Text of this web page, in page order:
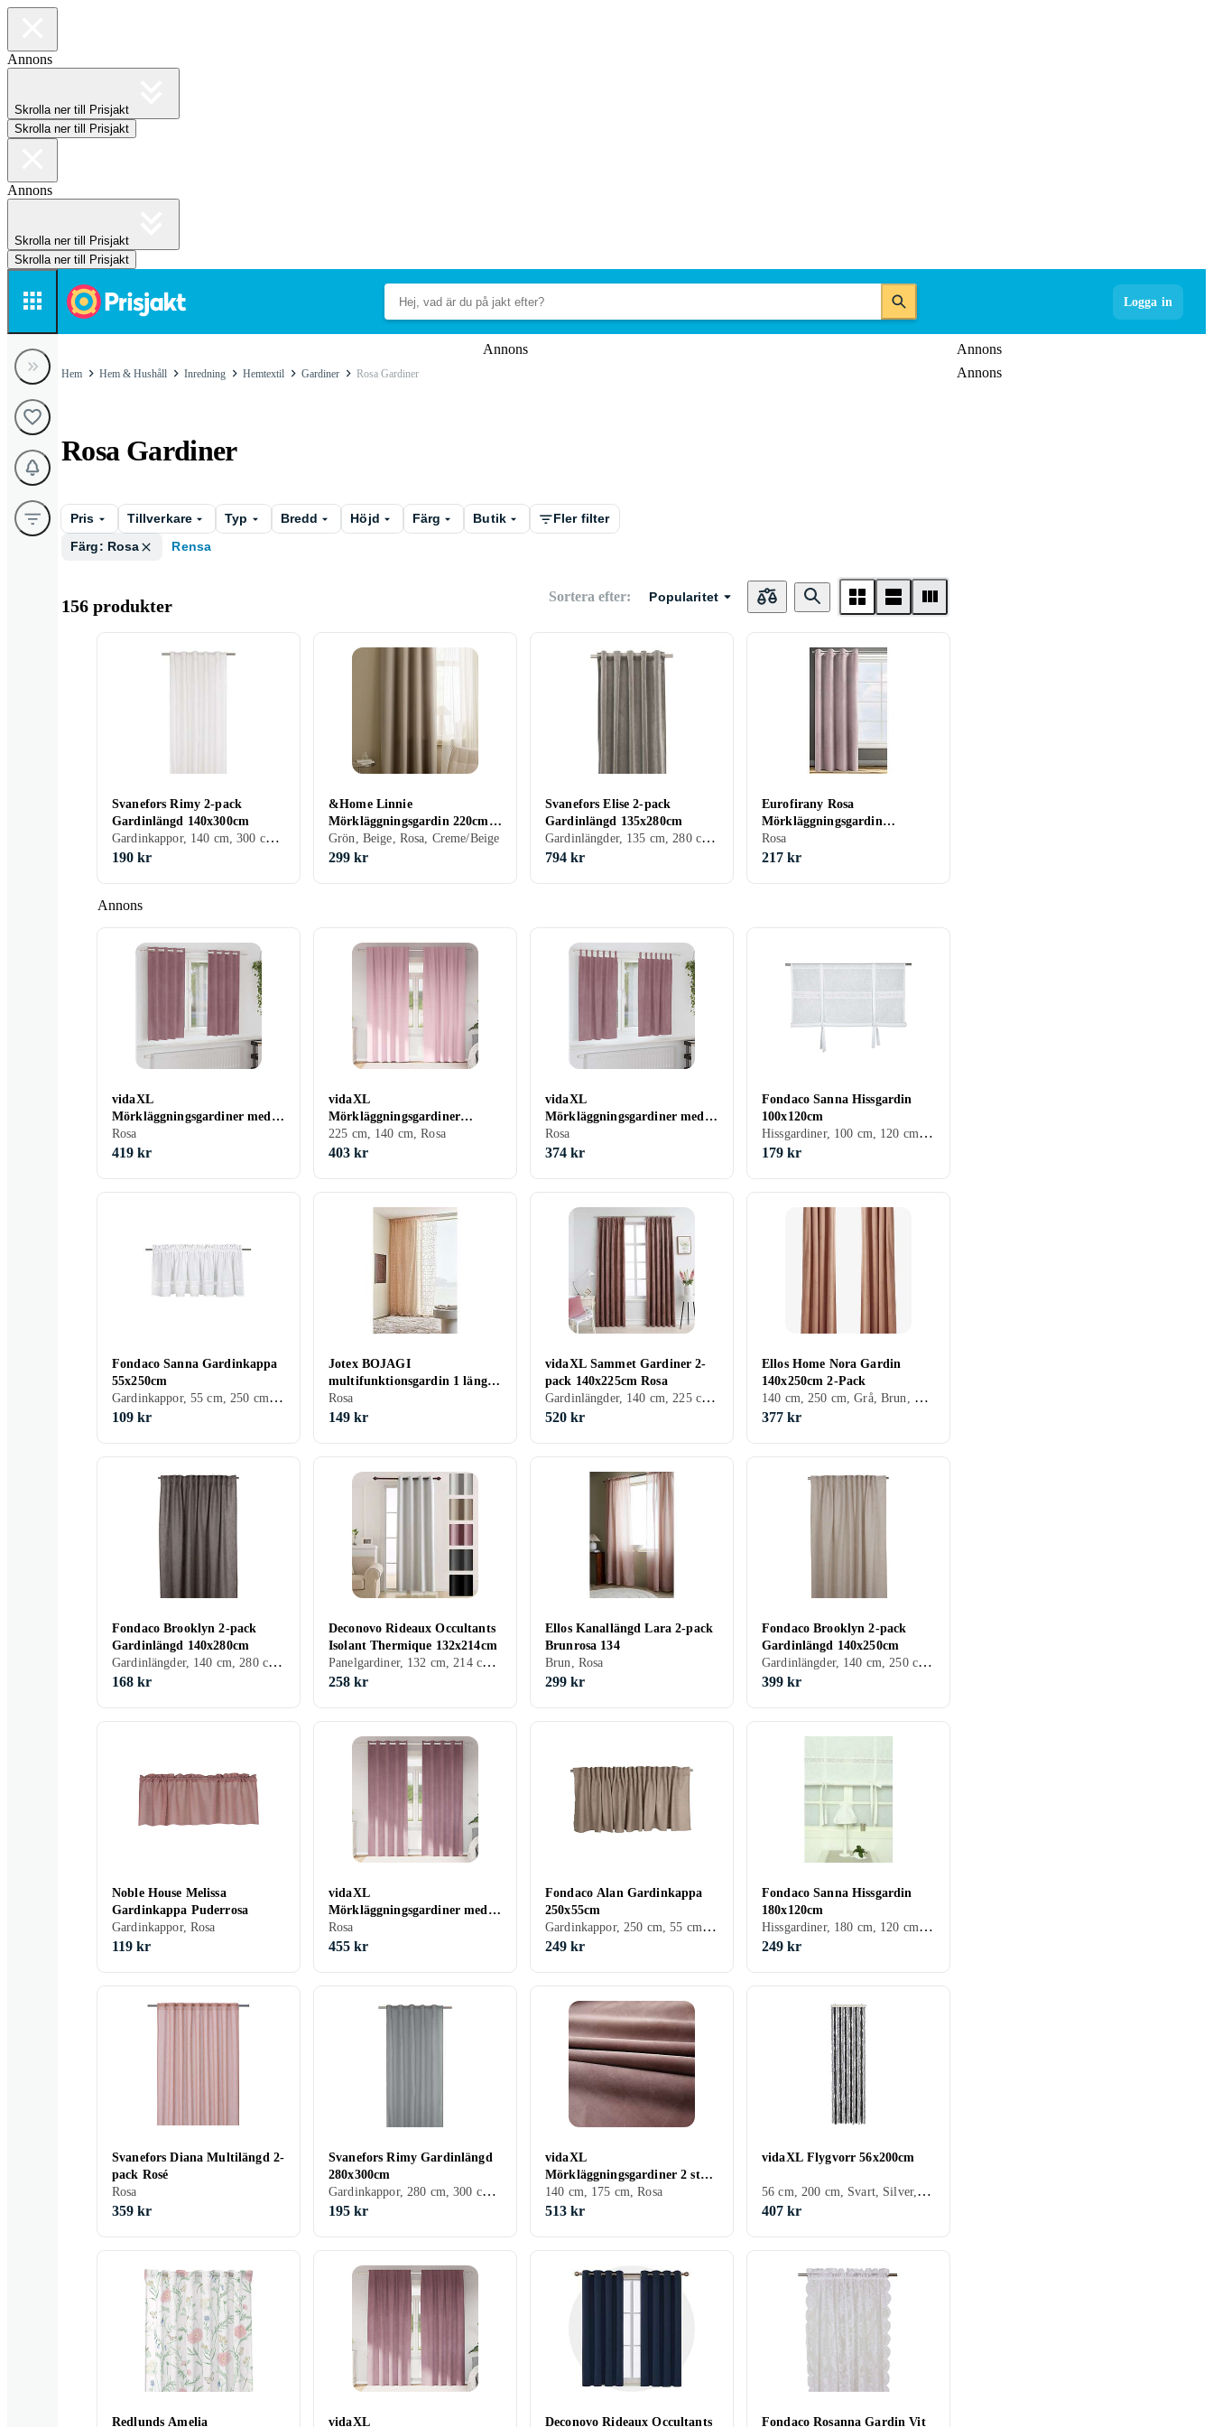
Annons
Skrolla ner till Prisjakt
Skrolla ner till Prisjakt
Annons
Skrolla ner till Prisjakt
Skrolla ner till Prisjakt
Logga in
Annons
Annons
Annons
Hem Hem & Hushåll Inredning Hemtextil Gardiner Rosa Gardiner
Rosa Gardiner
Pris Tillverkare Typ Bredd Höjd Färg Butik
Fler filter
Färg: Rosa
Rensa
156 produkter Sortera efter: Popularitet
Annons
Svanefors Rimy 2-pack
Gardinlängd 140x300cm
Gardinkappor, 140 cm, 300 cm, Vit, Grå, Turkos, Brun, Gul, Grön, Rosa, Creme/Beige
190 kr
&Home Linnie
Mörkläggningsgardin 220cm
1-Pack
Grön, Beige, Rosa, Creme/Beige
299 kr
Svanefors Elise 2-pack
Gardinlängd 135x280cm
Gardinlängder, 135 cm, 280 cm, Svart, Vit, Silver, Grå, Turkos, Brun, Blå, Röd, Gul, Orange, Guld, Grön, Rosa, Lila, Creme/Beige
794 kr
Eurofirany Rosa
Mörkläggningsgardin
140x250cm
Rosa
217 kr
vidaXL
Mörkläggningsgardiner med
öglor 2 pack Mörkrosa
Sammet
Rosa
419 kr
vidaXL
Mörkläggningsgardiner
225x140cm 2-Pack
225 cm, 140 cm, Rosa
403 kr
vidaXL
Mörkläggningsgardiner med
hängande öglor 2 st Mörkrosa
Sammet
Rosa
374 kr
Fondaco Sanna Hissgardin
100x120cm
Hissgardiner, 100 cm, 120 cm, Vit, Grå, Blå, Röd, Rosa
179 kr
Fondaco Sanna Gardinkappa
55x250cm
Gardinkappor, 55 cm, 250 cm, Svart, Grå, Brun, Blå, Röd, Grön, Rosa, Lila
109 kr
Jotex BOJAGI
multifunktionsgardin 1 längd
Aprikosrosa
Rosa
149 kr
vidaXL Sammet Gardiner 2-
pack 140x225cm Rosa
Gardinlängder, 140 cm, 225 cm, Rosa
520 kr
Ellos Home Nora Gardin
140x250cm 2-Pack
140 cm, 250 cm, Grå, Brun, Blå, Röd, Gul, Grön, Beige, Rosa, Creme/Beige
377 kr
Fondaco Brooklyn 2-pack
Gardinlängd 140x280cm
Gardinlängder, 140 cm, 280 cm, Svart, Vit, Grå, Brun, Blå, Röd, Grön, Rosa, Khaki, Creme/Beige
168 kr
Deconovo Rideaux Occultants
Isolant Thermique 132x214cm
Panelgardiner, 132 cm, 214 cm, Svart, Silver, Grå, Turkos, Brun, Blå, Grön, Beige, Rosa, Creme/Beige
258 kr
Ellos Kanallängd Lara 2-pack
Brunrosa 134
Brun, Rosa
299 kr
Fondaco Brooklyn 2-pack
Gardinlängd 140x250cm
Gardinlängder, 140 cm, 250 cm, Svart, Vit, Grå, Brun, Blå, Röd, Grön, Rosa, Creme/Beige
399 kr
Noble House Melissa
Gardinkappa Puderrosa
Gardinkappor, Rosa
119 kr
vidaXL
Mörkläggningsgardiner med
öljett 2 st Mörkrosa Sammet
Rosa
455 kr
Fondaco Alan Gardinkappa
250x55cm
Gardinkappor, 250 cm, 55 cm, Svart, Vit, Grå, Brun, Blå, Grön, Rosa, Creme/Beige
249 kr
Fondaco Sanna Hissgardin
180x120cm
Hissgardiner, 180 cm, 120 cm, Vit, Grå, Blå, Röd, Rosa
249 kr
Svanefors Diana Multilängd 2-
pack Rosé
Rosa
359 kr
Svanefors Rimy Gardinlängd
280x300cm
Gardinkappor, 280 cm, 300 cm, Vit, Grå, Turkos, Brun, Blå, Gul, Rosa, Creme/Beige
195 kr
vidaXL
Mörkläggningsgardiner 2 st
m. krokar sammet antikrosa
140x175cm
140 cm, 175 cm, Rosa
513 kr
vidaXL Flygvorr 56x200cm
56 cm, 200 cm, Svart, Silver, Grå, Brun, Beige, Rosa, Creme/Beige
407 kr
Redlunds Amelia
vidaXL
Deconovo Rideaux Occultants
Fondaco Rosanna Gardin Vit